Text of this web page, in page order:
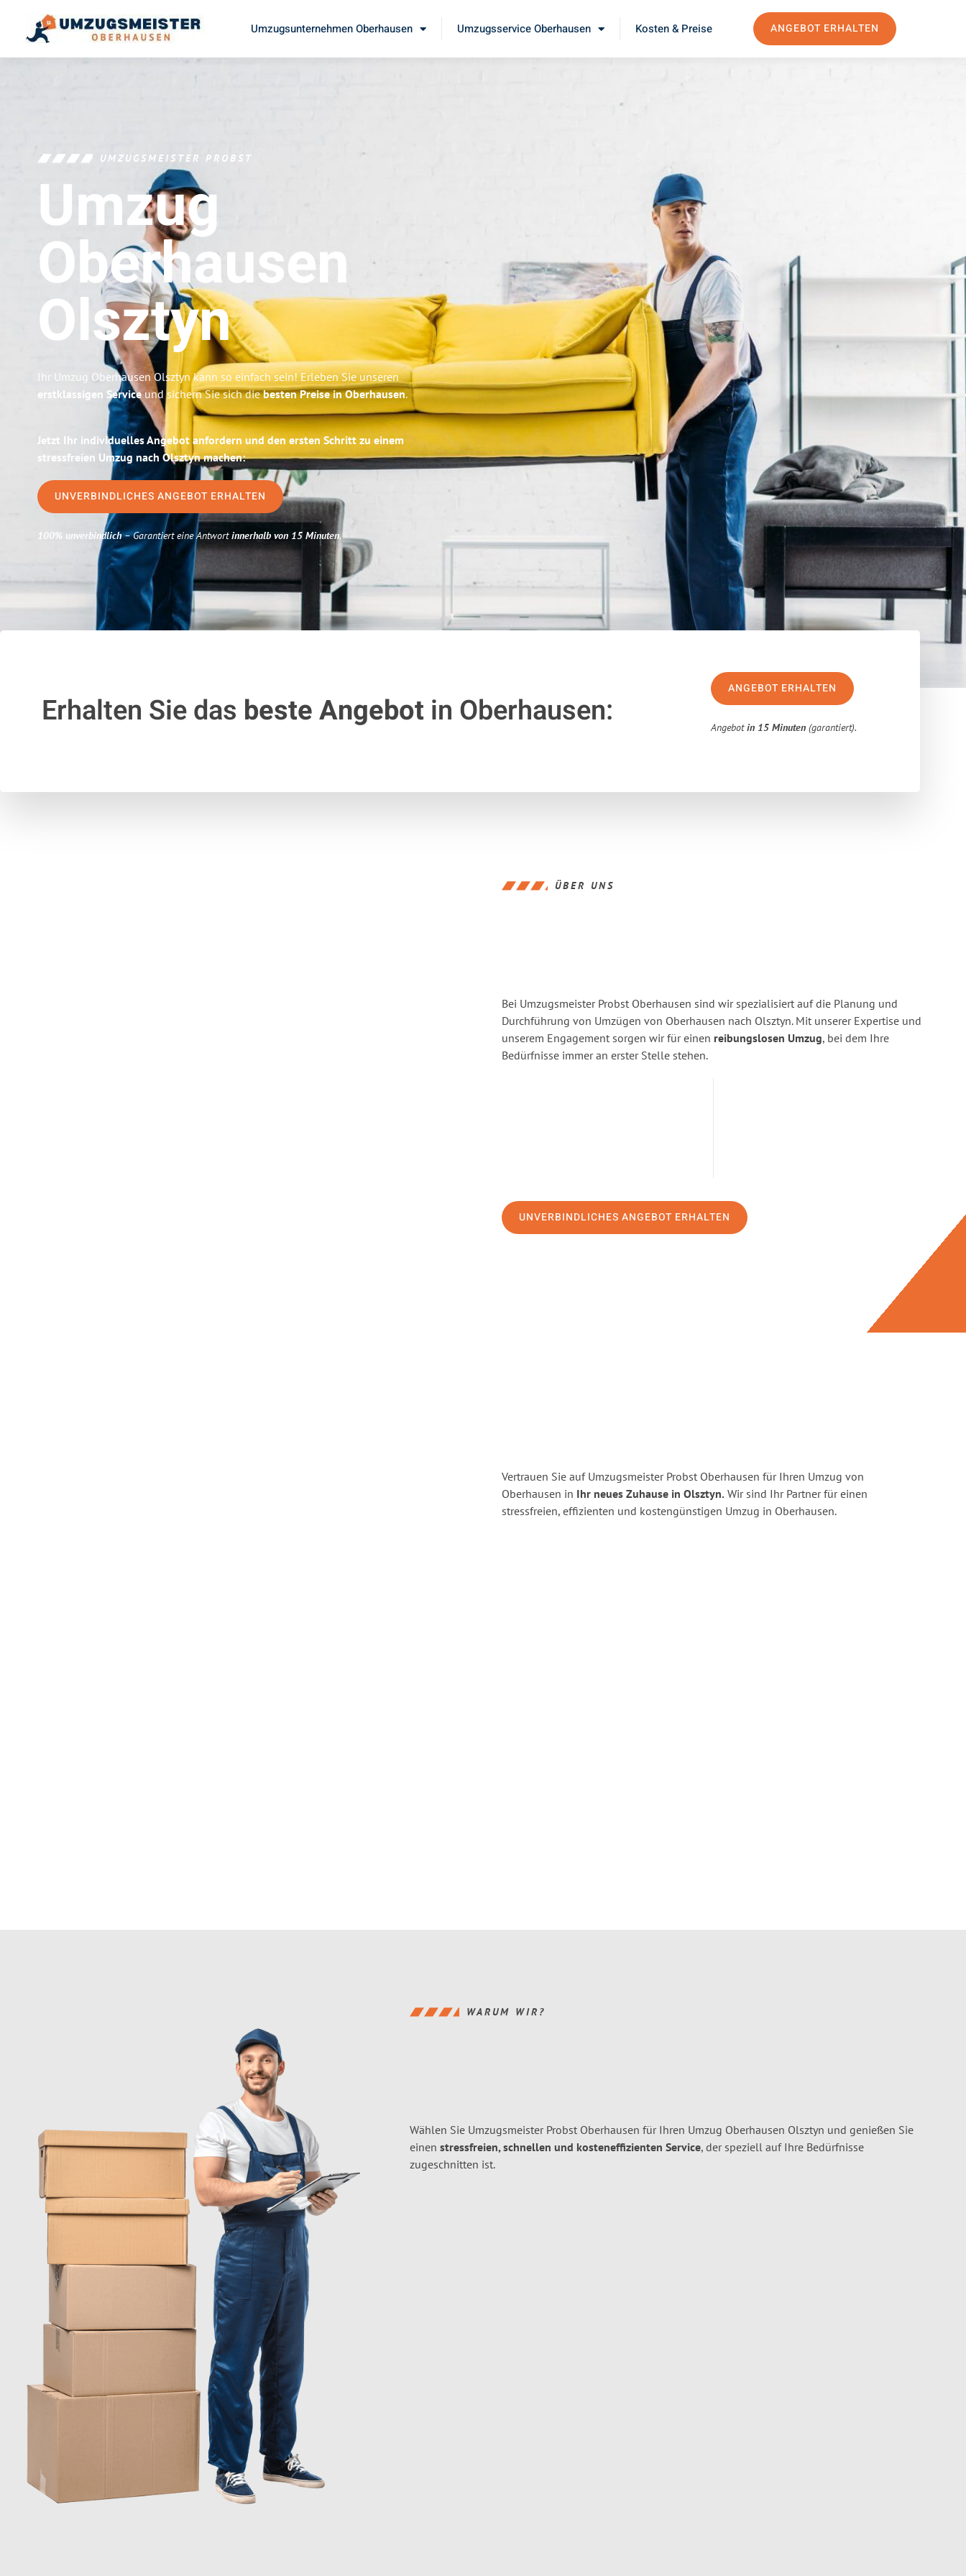
Umzugsunternehmen Oberhausen Umzugsservice Oberhausen Kosten & Preise ANGEBOT ERHALTEN
UMZUGSMEISTER PROBST
Umzug
Oberhausen
Olsztyn
Ihr Umzug Oberhausen Olsztyn kann so einfach sein! Erleben Sie unseren
erstklassigen Serviceund sichern Sie sich diebesten Preise in Oberhausen.
Jetzt Ihr individuelles Angebot anfordern und den ersten Schritt zu einem
stressfreien Umzug nach Olsztyn machen:
UNVERBINDLICHES ANGEBOT ERHALTEN
100% unverbindlich– Garantiert eine Antwortinnerhalb von 15 Minuten.
Erhalten Sie das beste Angebotin Oberhausen:
ANGEBOT ERHALTEN
Angebotin 15 Minuten (garantiert).
ÜBER UNS
Bei Umzugsmeister Probst Oberhausen sind wir spezialisiert auf die Planung und
Durchführung von Umzügen von Oberhausen nach Olsztyn. Mit unserer Expertise und
unserem Engagement sorgen wir für einen reibungslosen Umzug, bei dem Ihre
Bedürfnisse immer an erster Stelle stehen.
UNVERBINDLICHES ANGEBOT ERHALTEN
Vertrauen Sie auf Umzugsmeister Probst Oberhausen für Ihren Umzug von
Oberhausen in Ihr neues Zuhause in Olsztyn. Wir sind Ihr Partner für einen
stressfreien, effizienten und kostengünstigen Umzug in Oberhausen.
WARUM WIR?
Wählen Sie Umzugsmeister Probst Oberhausen für Ihren Umzug Oberhausen Olsztyn und genießen Sie
einen stressfreien, schnellen und kosteneffizienten Service, der speziell auf Ihre Bedürfnisse
zugeschnitten ist.